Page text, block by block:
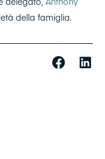
della famiglia.